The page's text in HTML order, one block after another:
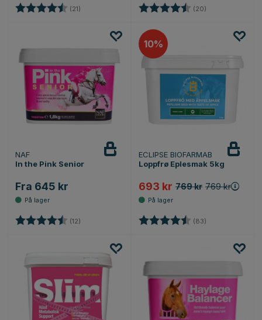
Karakter: (21) Karakter: (20)
NAF
In the Pink Senior
Fra 645 kr
Karakter: (12)
10%
ECLIPSE BIOFARMAB
Loppfrø Eplesmak 5kg
693 kr 769 kr 769 kr
Karakter: (83)